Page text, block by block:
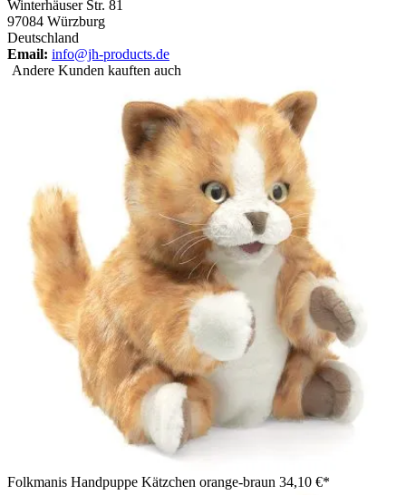
Winterhäuser Str. 81
97084 Würzburg
Deutschland
Email: info@jh-products.de
Andere Kunden kauften auch
Folkmanis Handpuppe Kätzchen orange-braun 34,10 €*